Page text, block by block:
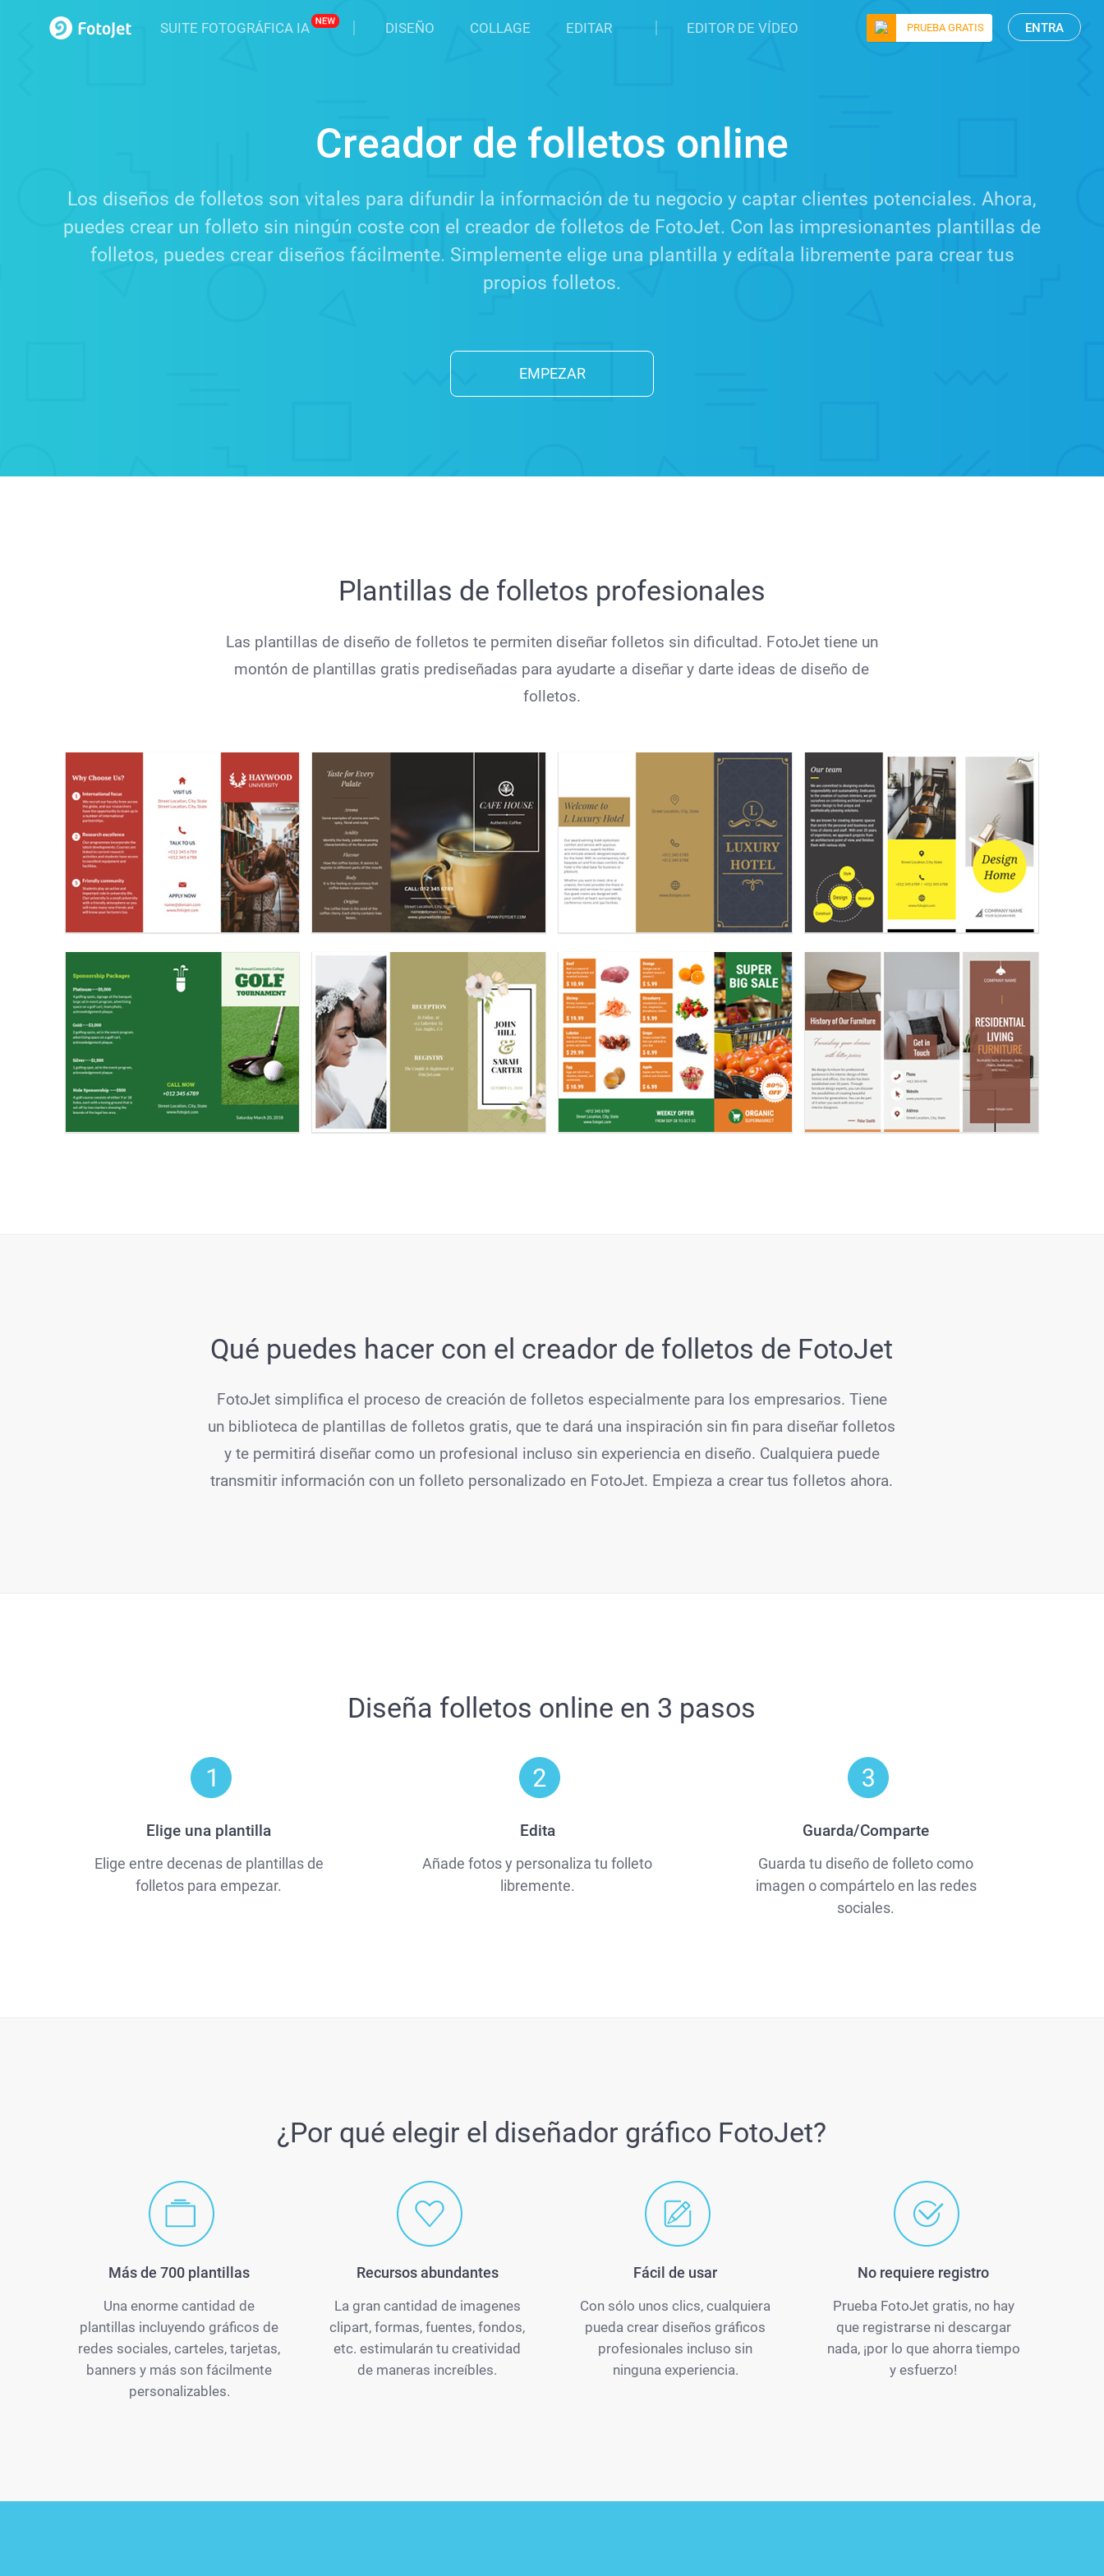
PRUEBA GRATIS ENTRA
SUITE FOTOGRÁFICA IA DISEÑO COLLAGE EDITAR EDITOR DE VÍDEO
Creador de folletos online
Los diseños de folletos son vitales para difundir la información de tu negocio y captar clientes potenciales. Ahora,
puedes crear un folleto sin ningún coste con el creador de folletos de FotoJet. Con las impresionantes plantillas de
folletos, puedes crear diseños fácilmente. Simplemente elige una plantilla y edítala libremente para crear tus
propios folletos.
EMPEZAR
Plantillas de folletos profesionales
Las plantillas de diseño de folletos te permiten diseñar folletos sin dificultad. FotoJet tiene un
montón de plantillas gratis prediseñadas para ayudarte a diseñar y darte ideas de diseño de
folletos.
Qué puedes hacer con el creador de folletos de FotoJet
FotoJet simplifica el proceso de creación de folletos especialmente para los empresarios. Tiene
un biblioteca de plantillas de folletos gratis, que te dará una inspiración sin fin para diseñar folletos
y te permitirá diseñar como un profesional incluso sin experiencia en diseño. Cualquiera puede
transmitir información con un folleto personalizado en FotoJet. Empieza a crear tus folletos ahora.
Diseña folletos online en 3 pasos
Elige una plantilla
Elige entre decenas de plantillas de
folletos para empezar.
Edita
Añade fotos y personaliza tu folleto
libremente.
Guarda/Comparte
Guarda tu diseño de folleto como
imagen o compártelo en las redes
sociales.
¿Por qué elegir el diseñador gráfico FotoJet?
Más de 700 plantillas
Una enorme cantidad de
plantillas incluyendo gráficos de
redes sociales, carteles, tarjetas,
banners y más son fácilmente
personalizables.
Recursos abundantes
La gran cantidad de imagenes
clipart, formas, fuentes, fondos,
etc. estimularán tu creatividad
de maneras increíbles.
Fácil de usar
Con sólo unos clics, cualquiera
pueda crear diseños gráficos
profesionales incluso sin
ninguna experiencia.
No requiere registro
Prueba FotoJet gratis, no hay
que registrarse ni descargar
nada, ¡por lo que ahorra tiempo
y esfuerzo!